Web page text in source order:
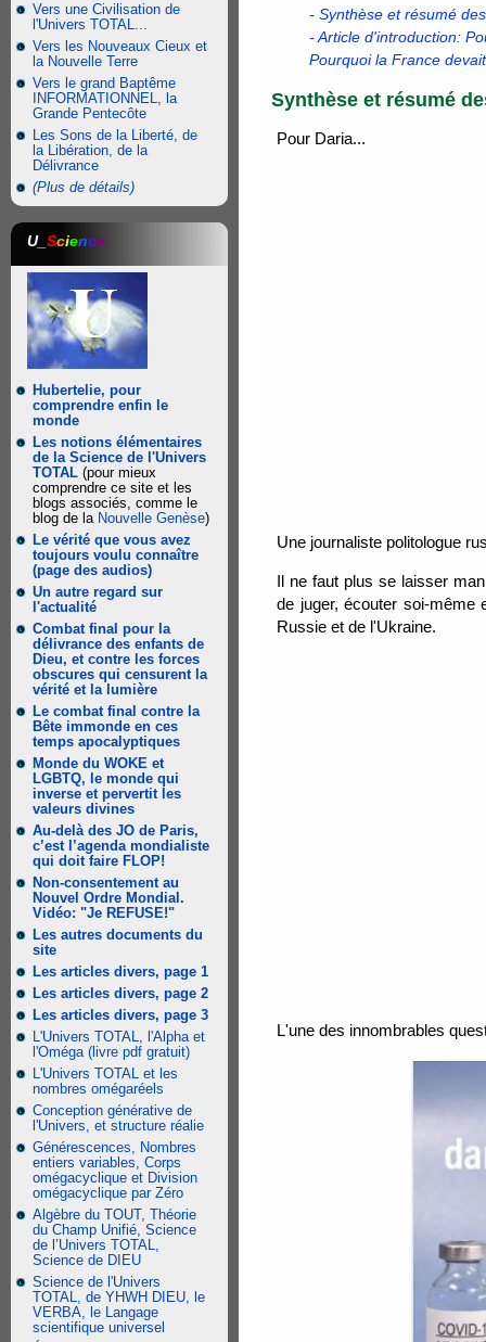
Vers une Civilisation de
l'Univers TOTAL...
Vers les Nouveaux Cieux et
la Nouvelle Terre
Vers le grand Baptême
INFORMATIONNEL, la
Grande Pentecôte
Les Sons de la Liberté, de
la Libération, de la
Délivrance
(Plus de détails)
U_ Science
Hubertelie, pour
comprendre enfin le
monde
Les notions élémentaires
de la Science de l'Univers
TOTAL (pour mieux
comprendre ce site et les
blogs associés, comme le
blog de la Nouvelle Genèse)
Le vérité que vous avez
toujours voulu connaître
(page des audios)
Un autre regard sur
l'actualité
Combat final pour la
délivrance des enfants de
Dieu, et contre les forces
obscures qui censurent la
vérité et la lumière
Le combat final contre la
Bête immonde en ces
temps apocalyptiques
Monde du WOKE et
LGBTQ, le monde qui
inverse et pervertit les
valeurs divines
Au-delà des JO de Paris,
c’est l’agenda mondialiste
qui doit faire FLOP!
Non-consentement au
Nouvel Ordre Mondial.
Vidéo: "Je REFUSE!"
Les autres documents du
site
Les articles divers, page 1
Les articles divers, page 2
Les articles divers, page 3
L'Univers TOTAL, l'Alpha et
l'Oméga (livre pdf gratuit)
L'Univers TOTAL et les
nombres omégaréels
Conception générative de
l'Univers, et structure réalie
Générescences, Nombres
entiers variables, Corps
omégacyclique et Division
omégacyclique par Zéro
Algèbre du TOUT, Théorie
du Champ Unifié, Science
de l’Univers TOTAL,
Science de DIEU
Science de l'Univers
TOTAL, de YHWH DIEU, le
VERBA, le Langage
scientifique universel
- Synthèse et résumé
- Article d'introduction:
Pourquoi la France
Synthèse et résumé
Pour Daria...
Une journaliste politologue
Il ne faut plus se laisser
de juger, écouter soi-même
Russie et de l'Ukraine.
L'une des innombrables